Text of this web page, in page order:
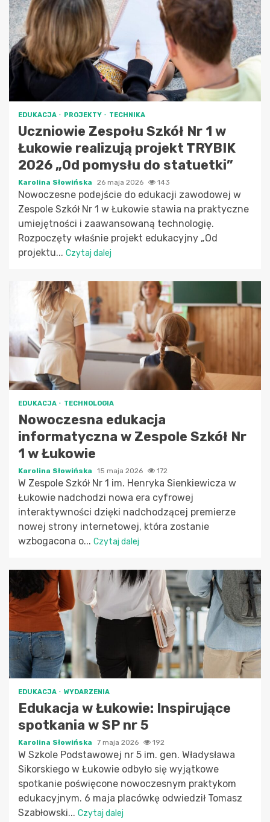
EDUKACJA PROJEKTY TECHNIKA
Uczniowie Zespołu Szkół Nr 1 w
Łukowie realizują projekt TRYBIK
2026 „Od pomysłu do statuetki”
Karolina Słowińska 26 maja 2026 143
Nowoczesne podejście do edukacji zawodowej w
Zespole Szkół Nr 1 w Łukowie stawia na praktyczne
umiejętności i zaawansowaną technologię.
Rozpoczęty właśnie projekt edukacyjny „Od
projektu... Czytaj dalej
EDUKACJA TECHNOLOGIA
Nowoczesna edukacja
informatyczna w Zespole Szkół Nr
1 w Łukowie
Karolina Słowińska 15 maja 2026 172
W Zespole Szkół Nr 1 im. Henryka Sienkiewicza w
Łukowie nadchodzi nowa era cyfrowej
interaktywności dzięki nadchodzącej premierze
nowej strony internetowej, która zostanie
wzbogacona o... Czytaj dalej
EDUKACJA WYDARZENIA
Edukacja w Łukowie: Inspirujące
spotkania w SP nr 5
Karolina Słowińska 7 maja 2026 192
W Szkole Podstawowej nr 5 im. gen. Władysława
Sikorskiego w Łukowie odbyło się wyjątkowe
spotkanie poświęcone nowoczesnym praktykom
edukacyjnym. 6 maja placówkę odwiedził Tomasz
Szabłowski... Czytaj dalej